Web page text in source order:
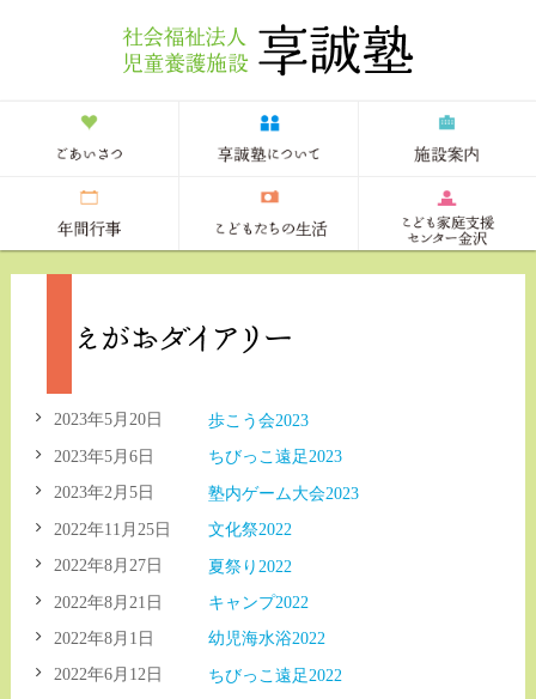
2023年5月20日
歩こう会2023
2023年5月6日
ちびっこ遠足2023
2023年2月5日
塾内ゲーム大会2023
2022年11月25日
文化祭2022
2022年8月27日
夏祭り2022
2022年8月21日
キャンプ2022
2022年8月1日
幼児海水浴2022
2022年6月12日
ちびっこ遠足2022